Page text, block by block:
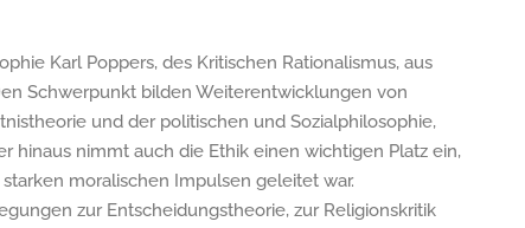
Karl Poppers, des Kritischen Rationalismus, aus
Schwerpunkt bilden Weiterentwicklungen von
und der politischen und Sozialphilosophie,
hinaus nimmt auch die Ethik einen wichtigen Platz ein,
moralischen Impulsen geleitet war.
zur Entscheidungstheorie, zur Religionskritik